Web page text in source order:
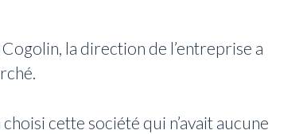
la direction de l’entreprise a
cette société qui n’avait aucune